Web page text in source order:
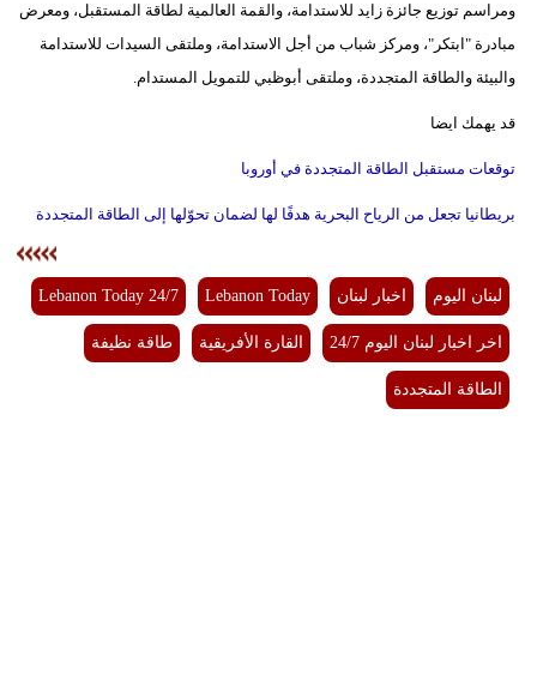
ومراسم توزيع جائزة زايد للاستدامة، والقمة العالمية لطاقة المستقبل، ومعرض
مبادرة "ابتكر"، ومركز شباب من أجل الاستدامة، وملتقى السيدات للاستدامة
والبيئة والطاقة المتجددة، وملتقى أبوظبي للتمويل المستدام.
قد يهمك ايضا
توقعات مستقبل الطاقة المتجددة في أوروبا
بريطانيا تجعل من الرياح البحرية هدفًا لها لضمان تحوّلها إلى الطاقة المتجددة
لبنان اليوم اخبار لبنان Lebanon Today
Lebanon Today 24/7
اخر اخبار لبنان اليوم 24/7 القارة الأفريقية طاقة نظيفة
الطاقة المتجددة